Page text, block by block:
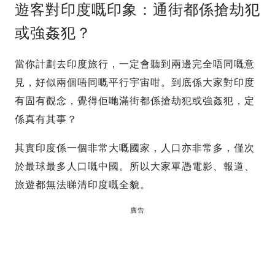
遊客對印度嘅印象：通街都係搶劫犯
或強姦犯？
當你計劃去印度旅行，一定會聽到兩邊完全唔同嘅意
見，好似兩個唔同嘅平行宇宙咁。到底係大家對印度
有固有觀念，覺得佢哋滿街都係搶劫犯或強姦犯，定
係真有其事？
其實印度係一個非常大嘅國家，人口亦非常多，僅次
於最球最多人口嘅中國。所以大家單憑電影、報道、
旅遊都無法睇清印度嘅全貌。
廣告